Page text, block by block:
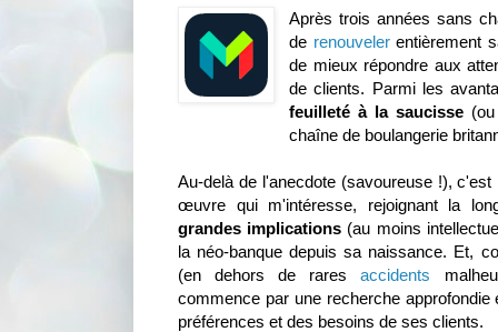
Après trois années sans
de renouvelerentièrement
de mieux répondre aux
de clients. Parmi les
feuilleté à la saucisse(ou
chaîne de boulangerie
Au-delà de l'anecdote (savoureuse !),
œuvre qui m'intéresse, rejoignant la
grandes implications (au moins
la néo-banque depuis sa naissance. Et,
(en dehors de raresaccidents
commence par une recherche
préférences et des besoins de ses clients.